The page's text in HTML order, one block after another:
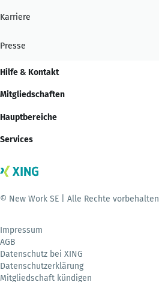
Karriere
Presse
Hilfe & Kontakt
Mitgliedschaften
Hauptbereiche
Services
© New Work SE | Alle Rechte vorbehalten
Impressum
AGB
Datenschutz bei XING
Datenschutzerklärung
Mitgliedschaft kündigen